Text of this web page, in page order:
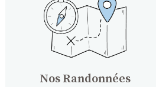
Nos Randonnées